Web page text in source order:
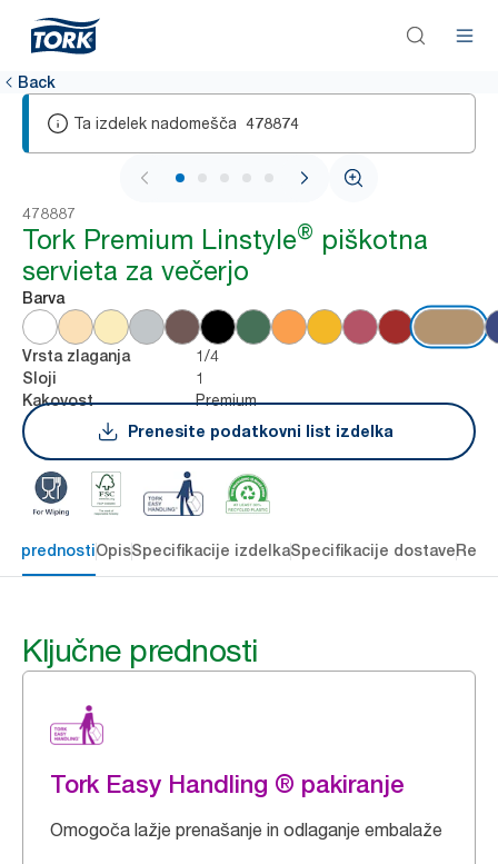
Back
Ta izdelek nadomešča 478874
1 / 5
478887
Tork Premium Linstyle® piškotna
servieta za večerjo
Barva
Vrsta zlaganja 1/4
Sloji 1
Kakovost
Premium
Prenesite podatkovni list izdelka
prednostiOpisSpecifikacije izdelkaSpecifikacije dostave
Ključne prednosti
Tork Easy Handling ® pakiranje
Omogoča lažje prenašanje in odlaganje embalaže